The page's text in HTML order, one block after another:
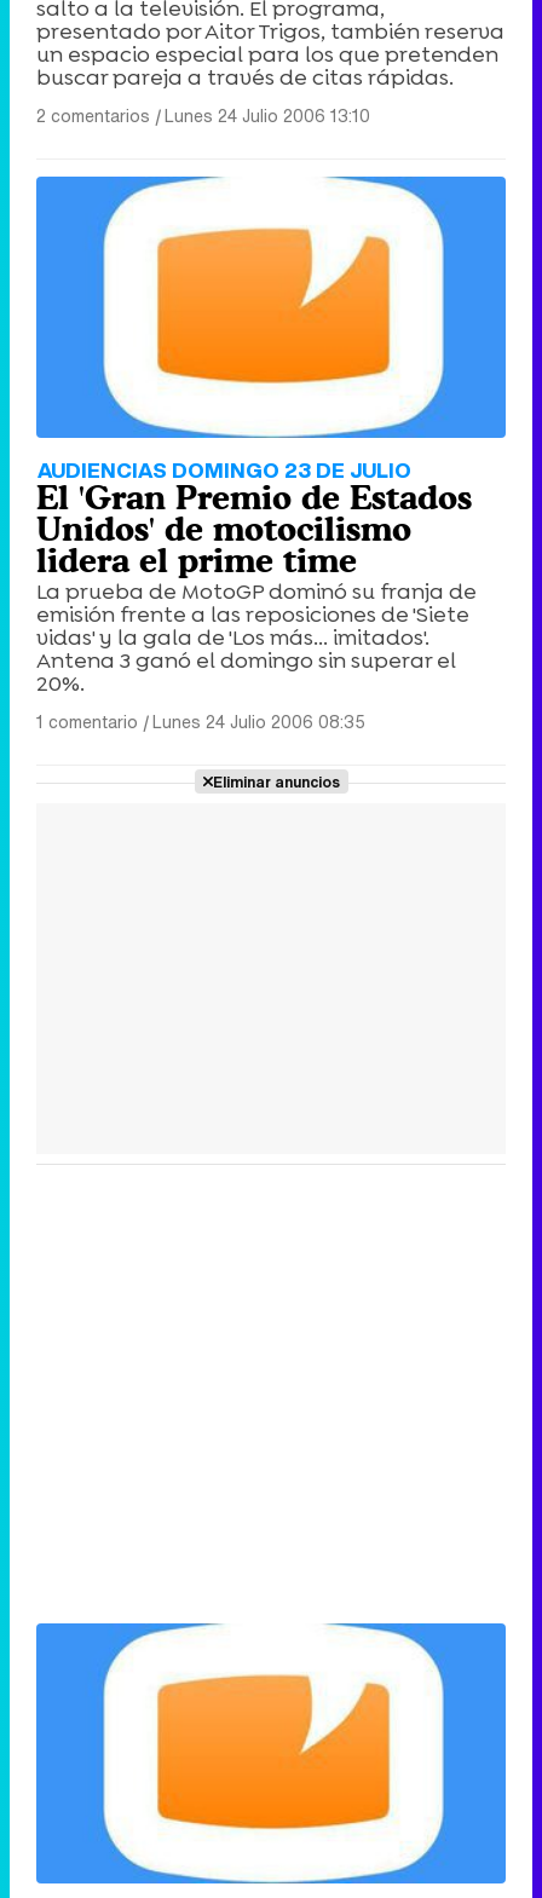
salto a la televisión. El programa,
presentado por Aitor Trigos, también reserva
un espacio especial para los que pretenden
buscar pareja a través de citas rápidas.
2 comentarios |Lunes 24 Julio 2006 13:10
AUDIENCIAS DOMINGO 23 DE JULIO
El 'Gran Premio de Estados
Unidos' de motocilismo
lidera el prime time
La prueba de MotoGP dominó su franja de
emisión frente a las reposiciones de 'Siete
vidas' y la gala de 'Los más... imitados'.
Antena 3 ganó el domingo sin superar el
20%.
1 comentario |Lunes 24 Julio 2006 08:35
Eliminar anuncios